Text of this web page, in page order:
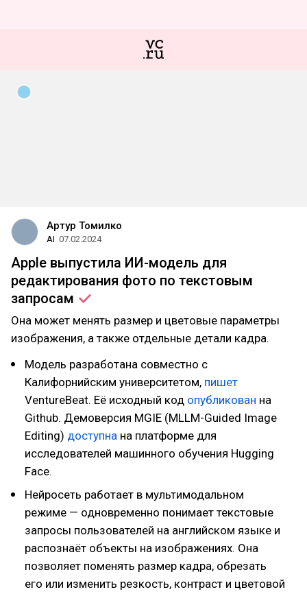
Артур Томилко
AI 07.02.2024
Apple выпустила ИИ-модель для
редактирования фото по текстовым
запросам
Она может менять размер и цветовые параметры
изображения, а также отдельные детали кадра.
Модель разработана совместно с
Калифорнийским университетом, пишет
VentureBeat. Её исходный код опубликован на
Github. Демоверсия MGIE (MLLM-Guided Image
Editing) доступна на платформе для
исследователей машинного обучения Hugging
Face.
Нейросеть работает в мультимодальном
режиме — одновременно понимает текстовые
запросы пользователей на английском языке и
распознаёт объекты на изображениях. Она
позволяет поменять размер кадра, обрезать
его или изменить резкость, контраст и цветовой